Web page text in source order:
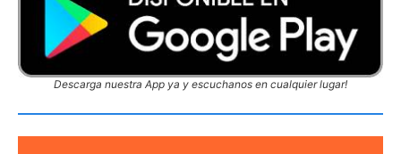
Descarga nuestra App ya y escuchanos en cualquier lugar!